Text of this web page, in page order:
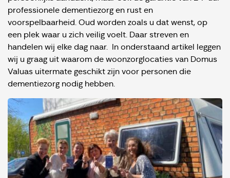
professionele dementiezorg en rust en
voorspelbaarheid. Oud worden zoals u dat wenst, op
een plek waar u zich veilig voelt. Daar streven en
handelen wij elke dag naar. In onderstaand artikel leggen
wij u graag uit waarom de woonzorglocaties van Domus
Valuas uitermate geschikt zijn voor personen die
dementiezorg nodig hebben.